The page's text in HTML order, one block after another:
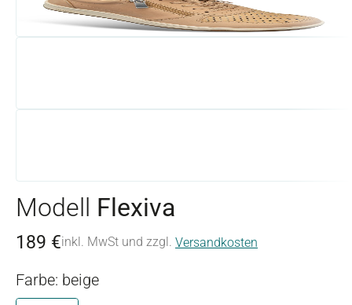
Modell Flexiva
189 €inkl. MwSt und zzgl. Versandkosten
Farbe: beige